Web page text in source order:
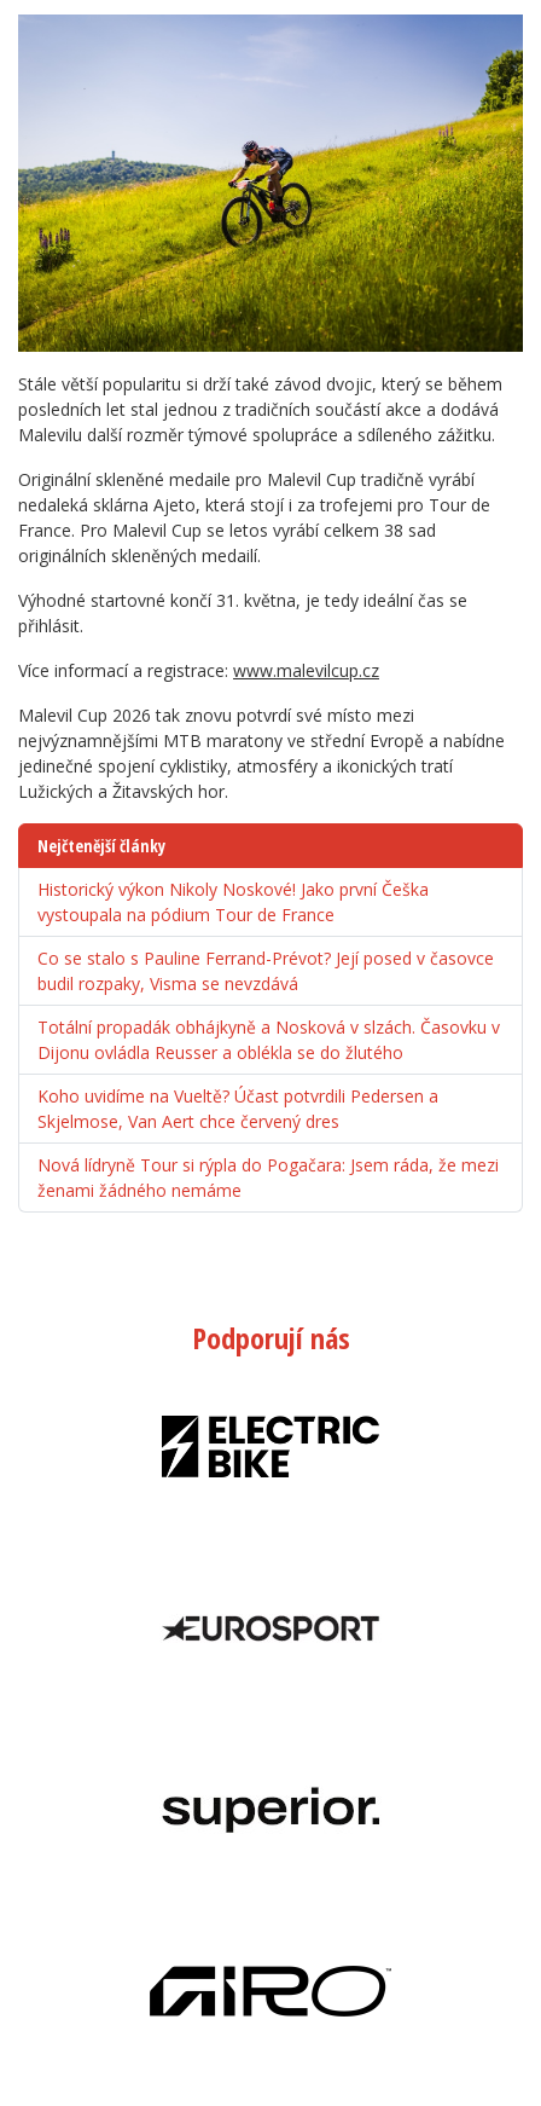
Stále větší popularitu si drží také závod dvojic, který se během
posledních let stal jednou z tradičních součástí akce a dodává
Malevilu další rozměr týmové spolupráce a sdíleného zážitku.
Originální skleněné medaile pro Malevil Cup tradičně vyrábí
nedaleká sklárna Ajeto, která stojí i za trofejemi pro Tour de
France. Pro Malevil Cup se letos vyrábí celkem 38 sad
originálních skleněných medailí.
Výhodné startovné končí 31. května, je tedy ideální čas se
přihlásit.
Více informací a registrace: www.malevilcup.cz
Malevil Cup 2026 tak znovu potvrdí své místo mezi
nejvýznamnějšími MTB maratony ve střední Evropě a nabídne
jedinečné spojení cyklistiky, atmosféry a ikonických tratí
Lužických a Žitavských hor.
Nejčtenější články
Historický výkon Nikoly Noskové! Jako první Češka
vystoupala na pódium Tour de France
Co se stalo s Pauline Ferrand-Prévot? Její posed v časovce
budil rozpaky, Visma se nevzdává
Totální propadák obhájkyně a Nosková v slzách. Časovku v
Dijonu ovládla Reusser a oblékla se do žlutého
Koho uvidíme na Vueltě? Účast potvrdili Pedersen a
Skjelmose, Van Aert chce červený dres
Nová lídryně Tour si rýpla do Pogačara: Jsem ráda, že mezi
ženami žádného nemáme
Podporují nás